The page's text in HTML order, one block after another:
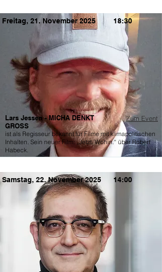
Freitag, 21. November 2025 18:30
Lars Jessen - MICHA DENKT
GROSS
ist als Regisseur bekannt für Filme mit klimapolitischen
Inhalten. Sein neuer Film: „Jetzt. Wohin.“ über Robert
Habeck.
Zum Event
Samstag, 22. November 2025 14:00